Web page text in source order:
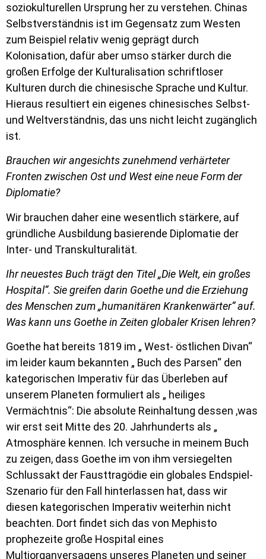
soziokulturellen Ursprung her zu verstehen. Chinas
Selbstverständnis ist im Gegensatz zum Westen
zum Beispiel relativ wenig geprägt durch
Kolonisation, dafür aber umso stärker durch die
großen Erfolge der Kulturalisation schriftloser
Kulturen durch die chinesische Sprache und Kultur.
Hieraus resultiert ein eigenes chinesisches Selbst-
und Weltverständnis, das uns nicht leicht zugänglich
ist.
Brauchen wir angesichts zunehmend verhärteter
Fronten zwischen Ost und West eine neue Form der
Diplomatie?
Wir brauchen daher eine wesentlich stärkere, auf
gründliche Ausbildung basierende Diplomatie der
Inter- und Transkulturalität.
Ihr neuestes Buch trägt den Titel „Die Welt, ein großes
Hospital“. Sie greifen darin Goethe und die Erziehung
des Menschen zum „humanitären Krankenwärter“ auf.
Was kann uns Goethe in Zeiten globaler Krisen lehren?
Goethe hat bereits 1819 im „ West- östlichen Divan“
im leider kaum bekannten „ Buch des Parsen“ den
kategorischen Imperativ für das Überleben auf
unserem Planeten formuliert als „ heiliges
Vermächtnis“: Die absolute Reinhaltung dessen ,was
wir erst seit Mitte des 20. Jahrhunderts als „
Atmosphäre kennen. Ich versuche in meinem Buch
zu zeigen, dass Goethe im von ihm versiegelten
Schlussakt der Fausttragödie ein globales Endspiel-
Szenario für den Fall hinterlassen hat, dass wir
diesen kategorischen Imperativ weiterhin nicht
beachten. Dort findet sich das von Mephisto
prophezeite große Hospital eines
Multiorganversagens unseres Planeten und seiner